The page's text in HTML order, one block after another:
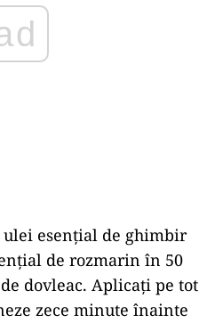
esențial de ghimbir
de rozmarin în 50
dovleac. Aplicați pe tot
zece minute înainte